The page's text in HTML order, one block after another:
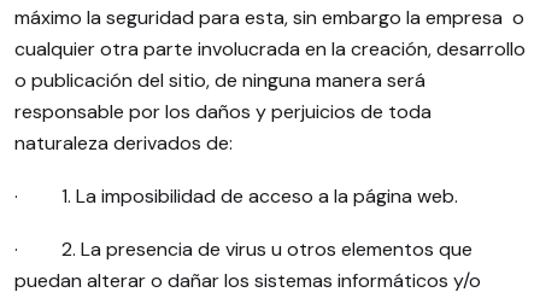
máximo la seguridad para esta, sin embargo la empresa o
cualquier otra parte involucrada en la creación, desarrollo
o publicación del sitio, de ninguna manera será
responsable por los daños y perjuicios de toda
naturaleza derivados de:
· 1. La imposibilidad de acceso a la página web.
· 2. La presencia de virus u otros elementos que
puedan alterar o dañar los sistemas informáticos y/o